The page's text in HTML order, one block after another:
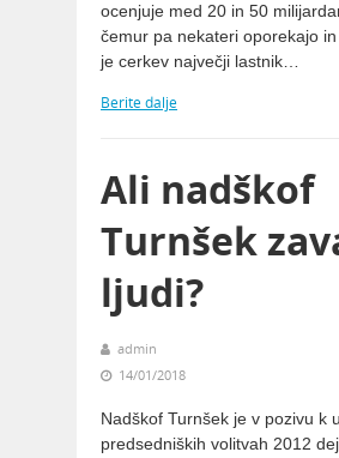
ocenjuje med 20 in 50
čemur pa nekateri oporekajo
je cerkev največji lastnik…
Berite dalje
Ali nadškof
Turnšek
ljudi?
admin
14/01/2018
Nadškof Turnšek je v pozivu k
predsedniških volitvah 2012